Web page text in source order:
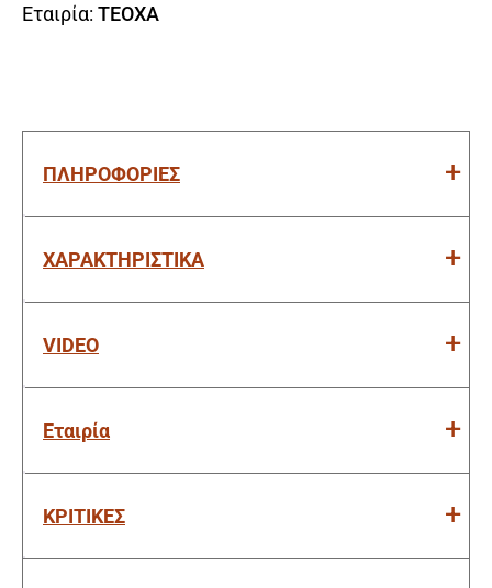
Εταιρία: TEOXA
ΠΛΗΡΟΦΟΡΙΕΣ
ΧΑΡΑΚΤΗΡΙΣΤΙΚΑ
VIDEO
Εταιρία
ΚΡΙΤΙΚΕΣ